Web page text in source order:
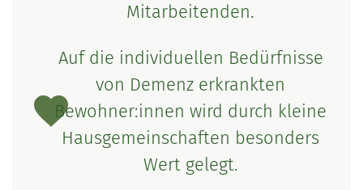
Mitarbeitenden.
Auf die individuellen Bedürfnisse
von Demenz erkrankten
Bewohner:innen wird durch kleine
Hausgemeinschaften besonders
Wert gelegt.